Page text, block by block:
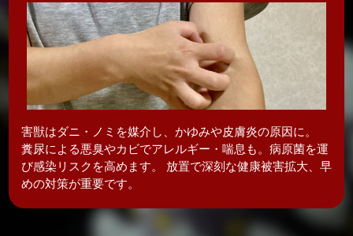
害獣はダニ・ノミを媒介し、かゆみや皮膚炎の原因に。
糞尿による悪臭やカビでアレルギー・喘息も。病原菌を運
び感染リスクを高めます。 放置で深刻な健康被害拡大、早
めの対策が重要です。